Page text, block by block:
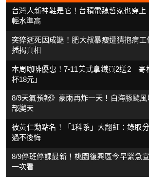
台灣人新神鞋是它！台積電魏哲家也穿
輕水準高
突猝逝死因成謎！肥大叔暴瘦遭猜抱病
播揭真相
本周咖啡優惠！7-11美式拿鐵買2送2 寄
杯18元」
8/9天氣預報》豪雨再炸一天！白海豚颱
部變天
被黃仁勳點名！「1科系」大翻紅：錄取
過不後悔
8/9停班停課最新！桃園復興區今早緊急
一次看